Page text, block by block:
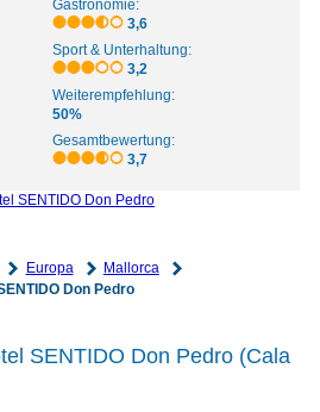
Gastronomie:
3,6
Sport & Unterhaltung:
3,2
Weiterempfehlung:
50%
Gesamtbewertung:
3,7
SENTIDO Don Pedro
Europa
Mallorca
Don Pedro
SENTIDO Don Pedro (Cala